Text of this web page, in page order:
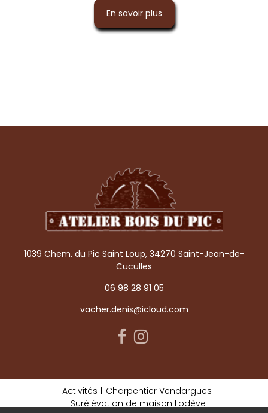
En savoir plus
1039 Chem. du Pic Saint Loup, 34270 Saint-Jean-de-
Cuculles
06 98 28 91 05
vacher.denis@icloud.com
Activités
Charpentier Vendargues
Surélévation de maison Lodève